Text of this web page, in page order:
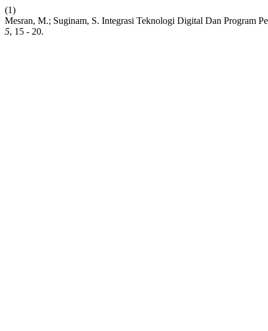
(1)
Mesran, M.; Suginam, S. Integrasi Teknologi Digital Dan Program
5, 15 - 20.